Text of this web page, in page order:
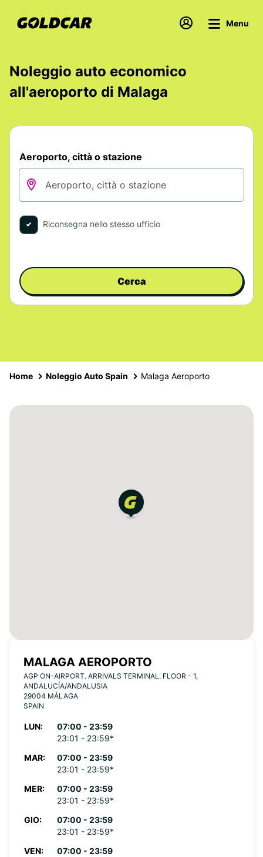
Menu
Noleggio auto economico
all'aeroporto di Malaga
Aeroporto, città o stazione
Riconsegna nello stesso ufficio
Cerca
Home Noleggio Auto Spain Malaga Aeroporto
MALAGA AEROPORTO
AGP ON-AIRPORT. ARRIVALS TERMINAL. FLOOR - 1,
ANDALUCÍA/ANDALUSIA
29004 MÁLAGA
SPAIN
LUN:
07:00 - 23:59
23:01 - 23:59*
MAR:
07:00 - 23:59
23:01 - 23:59*
MER:
07:00 - 23:59
23:01 - 23:59*
GIO:
07:00 - 23:59
23:01 - 23:59*
VEN:
07:00 - 23:59